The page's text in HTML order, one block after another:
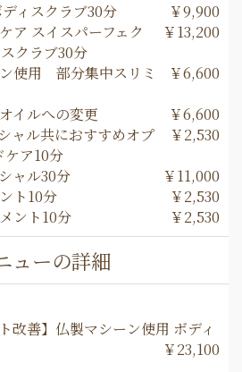
ィスクラブ30分
￥9,900
ア スイスパーフェク
クラブ30分
￥13,200
使用 部分集中スリミ
￥6,600
イルへの変更
￥6,600
ャル共におすすめオプ
ケア10分
￥2,530
ャル30分
￥11,000
ト10分
￥2,530
ント10分
￥2,530
ューの詳細
改善】仏製マシーン使用 ボディ
￥23,100